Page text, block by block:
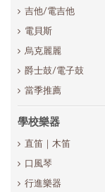
吉他/電吉他
電貝斯
烏克麗麗
爵士鼓/電子鼓
當季推薦
學校樂器
直笛｜木笛
口風琴
行進樂器